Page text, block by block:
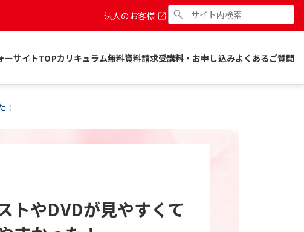
法人のお客様
ーサイトTOPカリキュラム無料資料請求受講料・お申し込みよくあるご質問
！
トやDVDが見やすくて